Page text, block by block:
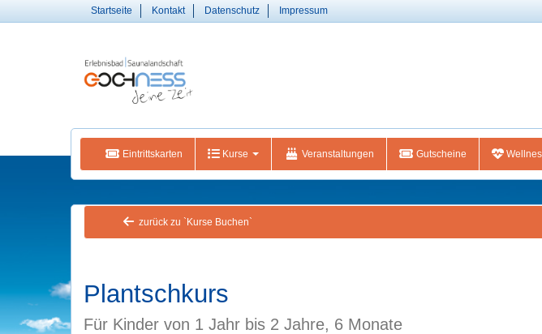
Startseite Kontakt Datenschutz Impressum
Eintrittskarten Kurse Veranstaltungen Gutscheine
zurück zu `Kurse Buchen`
Plantschkurs
Für Kinder von 1 Jahr bis 2 Jahre, 6 Monate